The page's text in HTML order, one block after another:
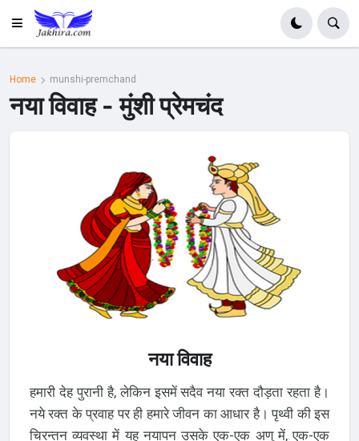
Home munshi-premchand
नया विवाह - मुंशी प्रेमचंद
नया विवाह
हमारी देह पुरानी है, लेकिन इसमें सदैव नया रक्त दौड़ता रहता है।
नये रक्त के प्रवाह पर ही हमारे जीवन का आधार है। पृथ्वी की इस
चिरन्तन व्यवस्था में यह नयापन उसके एक-एक अणु में, एक-एक